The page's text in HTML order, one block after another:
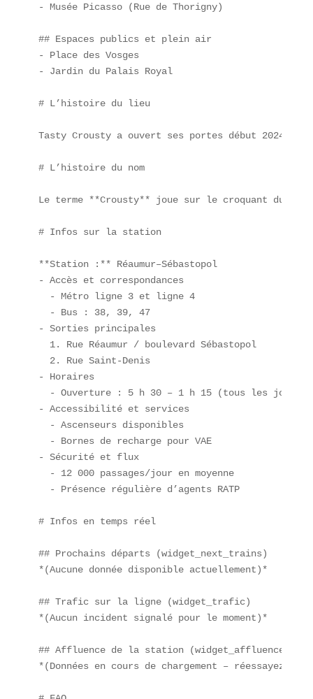
- Musée Picasso (Rue de Thorigny)
## Espaces publics et plein air
- Place des Vosges
- Jardin du Palais Royal
# L’histoire du lieu
Tasty Crousty a ouvert ses portes début 2024
# L’histoire du nom
Le terme **Crousty** joue sur le croquant du
# Infos sur la station
**Station :** Réaumur–Sébastopol
- Accès et correspondances
  - Métro ligne 3 et ligne 4
  - Bus : 38, 39, 47
- Sorties principales
  1. Rue Réaumur / boulevard Sébastopol
  2. Rue Saint-Denis
- Horaires
- Ouverture : 5 h 30 – 1 h 15 (tous les
- Accessibilité et services
  - Ascenseurs disponibles
  - Bornes de recharge pour VAE
- Sécurité et flux
  - 12 000 passages/jour en moyenne
  - Présence régulière d’agents RATP
# Infos en temps réel
## Prochains départs (widget_next_trains)
*(Aucune donnée disponible actuellement)*
## Trafic sur la ligne (widget_trafic)
*(Aucun incident signalé pour le moment)*
## Affluence de la station (widget_affluence)
*(Données en cours de chargement – réessayez